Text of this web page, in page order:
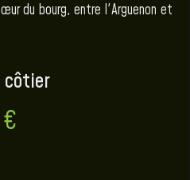
du bourg, entre l'Arguenon et
côtier